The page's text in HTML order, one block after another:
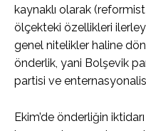
kaynaklı olarak
ölçekteki özellikleri
genel nitelikler haline
önderlik, yani Bolşevik
partisi ve
Ekim’de önderliğin